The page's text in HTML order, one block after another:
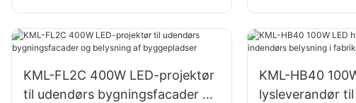
skiltebelysninger
KML-FL2C 400W LED-projektør
til udendørs bygningsfacader og
KML-HB40
lysleverandør